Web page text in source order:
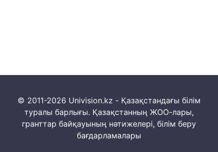
© 2011-2026 Univision.kz - Қазақстандағы білім
туралы барлығы. Қазақстанның ЖОО-лары,
гранттар байқауының нәтижелері, білім беру
бағдарламалары